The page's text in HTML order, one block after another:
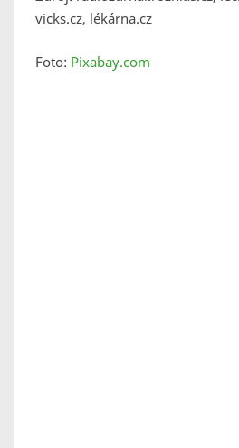
vicks.cz, lékárna.cz
Foto: Pixabay.com